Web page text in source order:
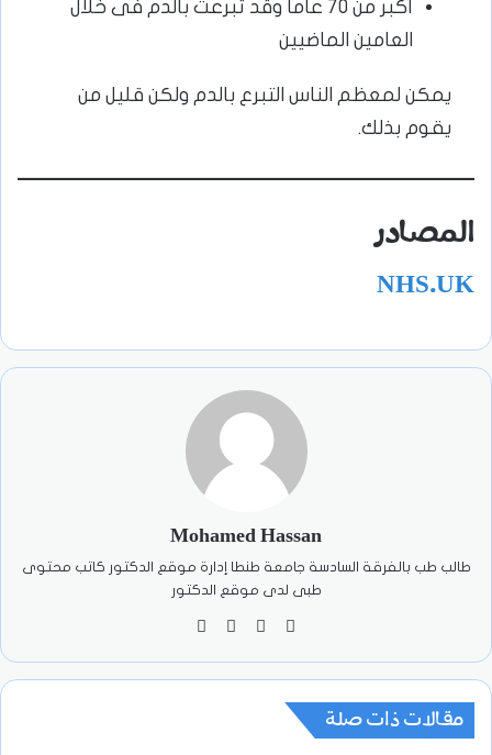
أكبر من 70 عاماً وقد تبرعت بالدم فى خلال
العامين الماضيين
يمكن لمعظم الناس التبرع بالدم ولكن قليل من
يقوم بذلك.
المصادر
NHS.UK
Mohamed Hassan
طالب طب بالفرقة السادسة جامعة طنطا إدارة موقع الدكتور كاتب محتوى
طبى لدى موقع الدكتور
موقع فيسبوك
‫X
مقالات ذات صلة